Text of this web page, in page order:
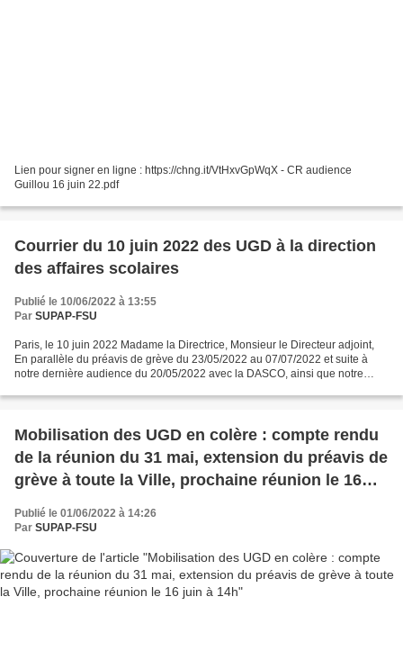
Lien pour signer en ligne : https://chng.it/VtHxvGpWqX - CR audience
Guillou 16 juin 22.pdf
Courrier du 10 juin 2022 des UGD à la direction
des affaires scolaires
Publié le 10/06/2022 à 13:55
Par SUPAP-FSU
Paris, le 10 juin 2022 Madame la Directrice, Monsieur le Directeur adjoint,
En parallèle du préavis de grève du 23/05/2022 au 07/07/2022 et suite à
notre dernière audience du 20/05/2022 avec la DASCO, ainsi que notre
Mobilisation des UGD en colère : compte rendu
de la réunion du 31 mai, extension du préavis de
grève à toute la Ville, prochaine réunion le 16
Publié le 01/06/2022 à 14:26
Par SUPAP-FSU